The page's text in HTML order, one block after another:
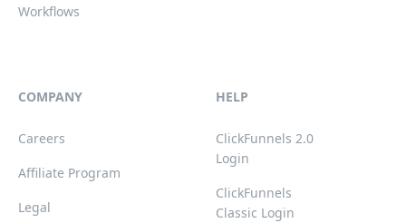
Workflows
COMPANY
Careers
Affiliate Program
Legal
HELP
ClickFunnels 2.0
Login
ClickFunnels
Classic Login